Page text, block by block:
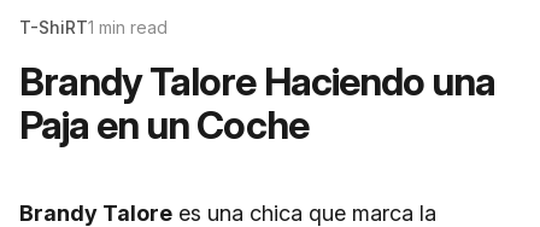
T-ShiRT1 min read
Brandy Talore Haciendo una
Paja en un Coche
Brandy Talore es una chica que marca la